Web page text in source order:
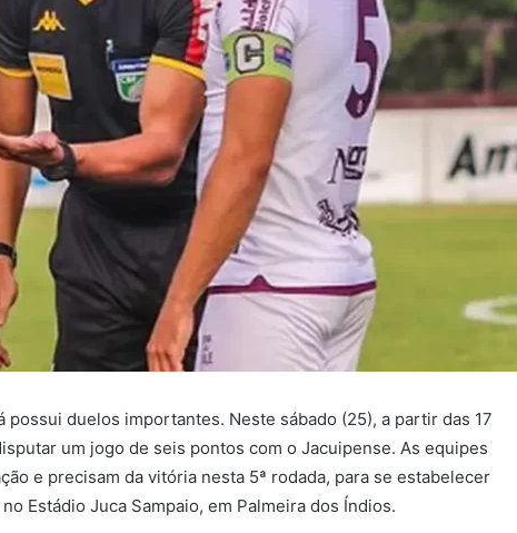
possui duelos importantes. Neste sábado (25), a partir das 17
um jogo de seis pontos com o Jacuipense. As equipes
e precisam da vitória nesta 5ª rodada, para se estabelecer
Estádio Juca Sampaio, em Palmeira dos Índios.